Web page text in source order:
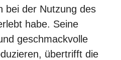
bei der Nutzung des
habe. Seine
geschmackvolle
übertrifft die